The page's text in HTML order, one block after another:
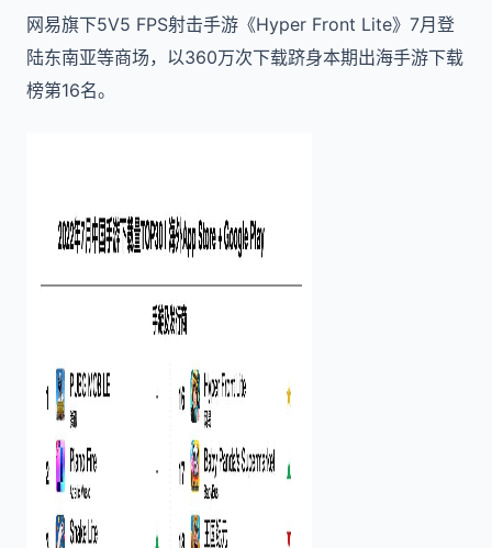
网易旗下5V5 FPS射击手游《Hyper Front Lite》7月登
陆东南亚等商场，以360万次下载跻身本期出海手游下载
榜第16名。